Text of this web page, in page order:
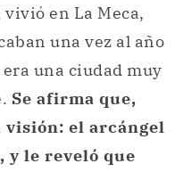
en La Meca,
una vez al año
una ciudad muy
Se afirma que,
visión: el arcángel
y le reveló que